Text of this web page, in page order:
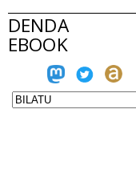
DENDA
EBOOK